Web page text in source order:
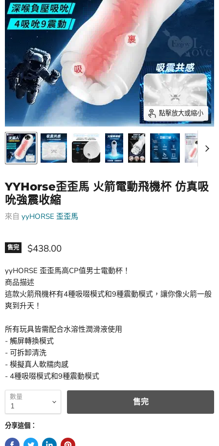
點擊放大或縮小
YYHorse歪歪馬 火箭電動飛機杯 仿真吸
吮強震收縮
來自 yyHORSE 歪歪馬
售完 現價
$438.00
yyHORSE 歪歪馬高CP值男士電動杯！
商品描述
這款火箭飛機杯有4種吸啜模式和9種震動模式，讓你像火箭一般
爽到升天！
所有玩具皆需配合水溶性潤滑液使用
- 觸屏轉換模式
- 可拆卸清洗
- 模擬真人軟糯肉感
- 4種吸啜模式和9種震動模式
數量 售完
分享這個：